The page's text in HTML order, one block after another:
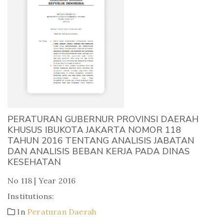
PERATURAN GUBERNUR PROVINSI DAERAH
KHUSUS IBUKOTA JAKARTA NOMOR 118
TAHUN 2016 TENTANG ANALISIS JABATAN
DAN ANALISIS BEBAN KERJA PADA DINAS
KESEHATAN
No 118 | Year 2016
Institutions:
In Peraturan Daerah